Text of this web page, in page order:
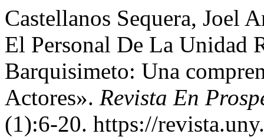
Castellanos Sequera, Joel
El Personal De La Unidad
Barquisimeto: Una
Actores». Revista En
(1):6-20. https://